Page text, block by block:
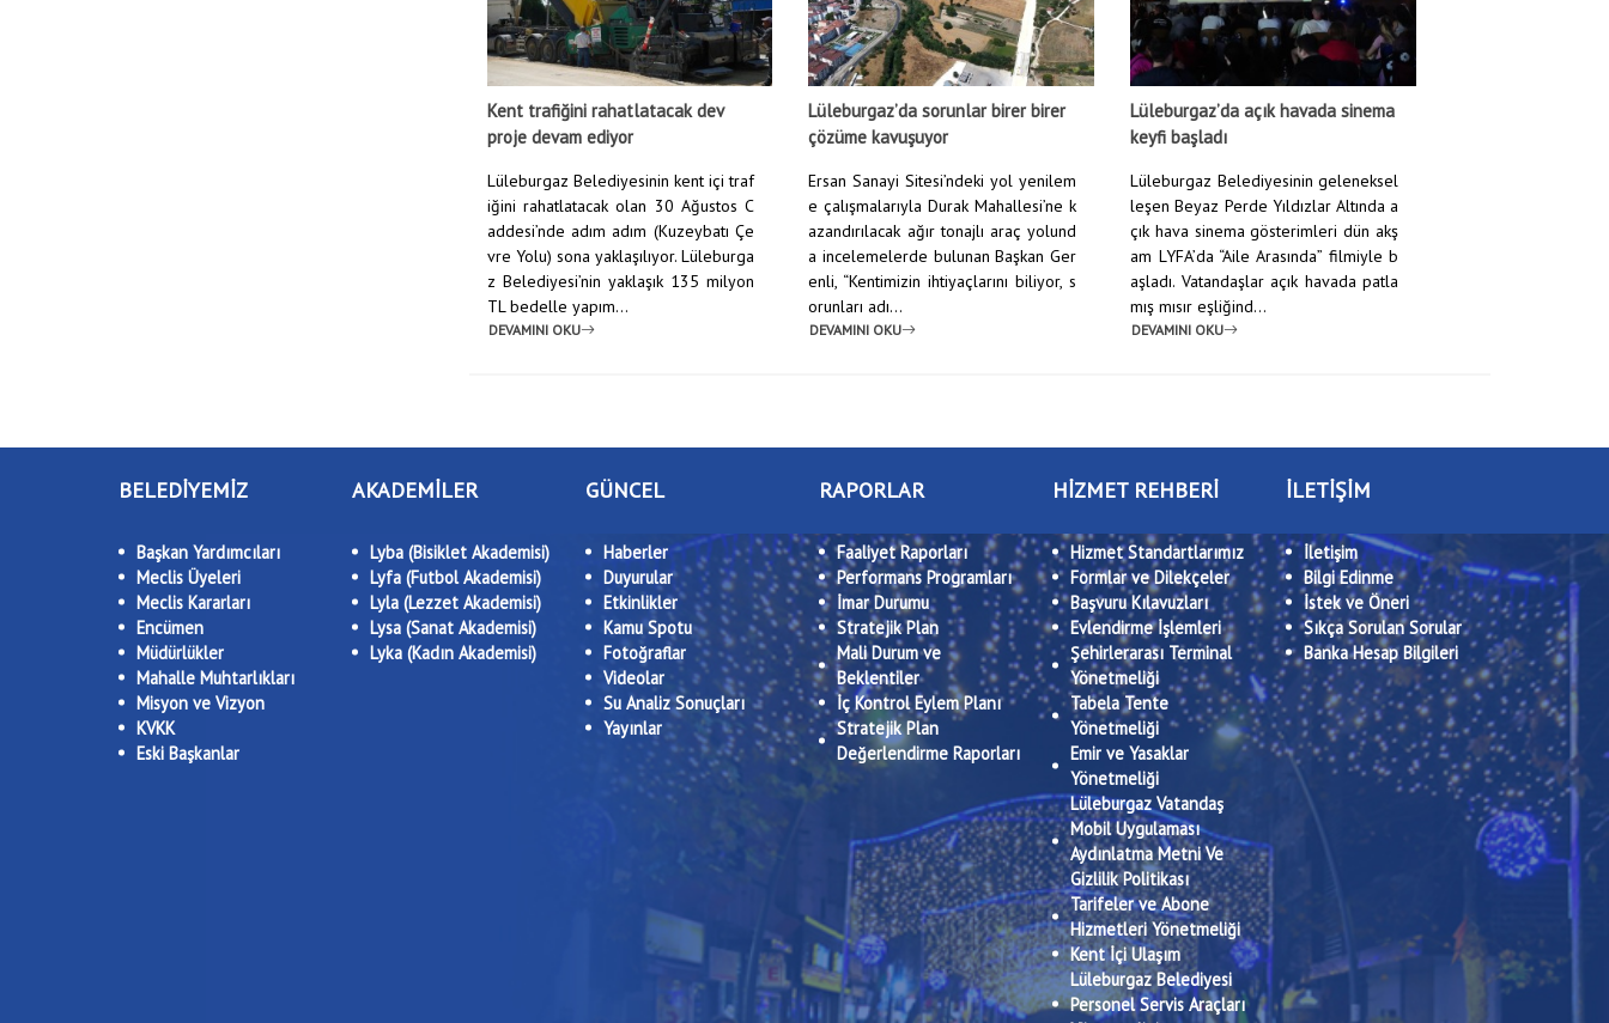
Kent trafiğini rahatlatacak dev
proje devam ediyor
Lüleburgaz Belediyesinin kent içi traf
iğini rahatlatacak olan 30 Ağustos C
addesi’nde adım adım (Kuzeybatı Çe
vre Yolu) sona yaklaşılıyor. Lüleburga
z Belediyesi’nin yaklaşık 135 milyon
TL bedelle yapım...
DEVAMINI OKU
Lüleburgaz’da sorunlar birer birer
çözüme kavuşuyor
Ersan Sanayi Sitesi’ndeki yol yenilem
e çalışmalarıyla Durak Mahallesi’ne k
azandırılacak ağır tonajlı araç yolund
a incelemelerde bulunan Başkan Ger
enli, “Kentimizin ihtiyaçlarını biliyor, s
orunları adı...
DEVAMINI OKU
Lüleburgaz’da açık havada sinema
keyfi başladı
Lüleburgaz Belediyesinin geleneksel
leşen Beyaz Perde Yıldızlar Altında a
çık hava sinema gösterimleri dün akş
am LYFA’da “Aile Arasında” filmiyle b
aşladı. Vatandaşlar açık havada patla
mış mısır eşliğind...
DEVAMINI OKU
BELEDİYEMİZ
Başkan Yardımcıları
Meclis Üyeleri
Meclis Kararları
Encümen
Müdürlükler
Mahalle Muhtarlıkları
Misyon ve Vizyon
KVKK
Eski Başkanlar
AKADEMİLER
Lyba (Bisiklet Akademisi)
Lyfa (Futbol Akademisi)
Lyla (Lezzet Akademisi)
Lysa (Sanat Akademisi)
Lyka (Kadın Akademisi)
GÜNCEL
Haberler
Duyurular
Etkinlikler
Kamu Spotu
Fotoğraflar
Videolar
Su Analiz Sonuçları
Yayınlar
RAPORLAR
Faaliyet Raporları
Performans Programları
İmar Durumu
Stratejik Plan
Mali Durum ve
Beklentiler
İç Kontrol Eylem Planı
Stratejik Plan
Değerlendirme Raporları
HİZMET REHBERİ
Hizmet Standartlarımız
Formlar ve Dilekçeler
Başvuru Kılavuzları
Evlendirme İşlemleri
Şehirlerarası Terminal
Yönetmeliği
Tabela Tente
Yönetmeliği
Emir ve Yasaklar
Yönetmeliği
Lüleburgaz Vatandaş
Mobil Uygulaması
Aydınlatma Metni Ve
Gizlilik Politikası
Tarifeler ve Abone
Hizmetleri Yönetmeliği
Kent İçi Ulaşım
Lüleburgaz Belediyesi
Personel Servis Araçları
İLETİŞİM
İletişim
Bilgi Edinme
İstek ve Öneri
Sıkça Sorulan Sorular
Banka Hesap Bilgileri